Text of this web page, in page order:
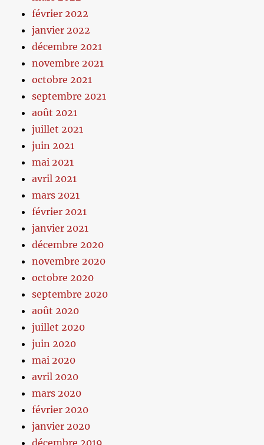
février 2022
janvier 2022
décembre 2021
novembre 2021
octobre 2021
septembre 2021
août 2021
juillet 2021
juin 2021
mai 2021
avril 2021
mars 2021
février 2021
janvier 2021
décembre 2020
novembre 2020
octobre 2020
septembre 2020
août 2020
juillet 2020
juin 2020
mai 2020
avril 2020
mars 2020
février 2020
janvier 2020
décembre 2019